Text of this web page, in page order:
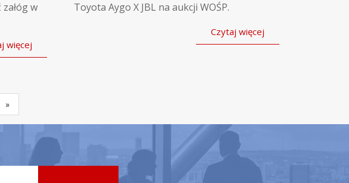
w
więcej
Toyota Aygo X JBL na aukcji WOŚP.
Czytaj więcej
»